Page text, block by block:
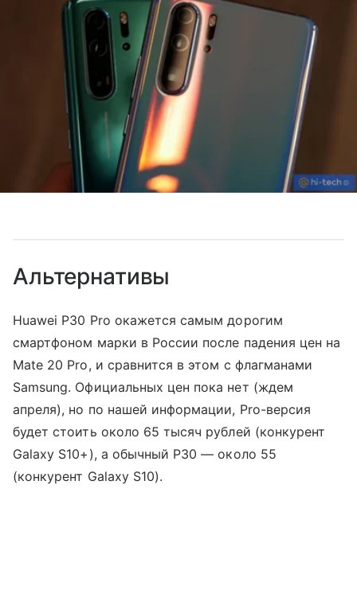
Альтернативы
Huawei P30 Pro окажется самым дорогим
смартфоном марки в России после падения цен на
Mate 20 Pro, и сравнится в этом с флагманами
Samsung. Официальных цен пока нет (ждем
апреля), но по нашей информации, Pro-версия
будет стоить около 65 тысяч рублей (конкурент
Galaxy S10+), а обычный P30 — около 55
(конкурент Galaxy S10).